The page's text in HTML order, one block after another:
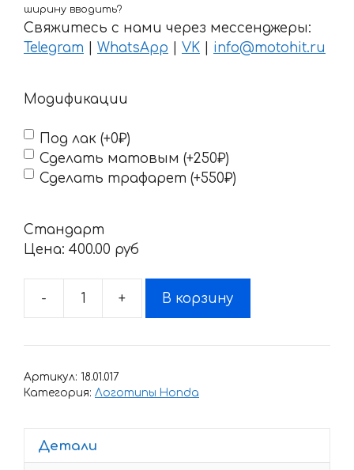
ширину вводить?
Свяжитесь с нами через мессенджеры:
Telegram
WhatsApp VK info@motohit.ru
Модификации
Под лак (+0₽)
Сделать матовым (+250₽)
Сделать трафарет (+550₽)
Стандарт
Цена: 400.00 pyб
-
Количество
Наклейка
CBR-
+ В корзину
Артикул: 18.01.017
Категория: Логотипы Honda
Детали